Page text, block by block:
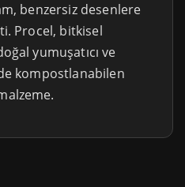
benzersiz desenlere
Procel, bitkisel
yumuşatıcı ve
kompostlanabilen